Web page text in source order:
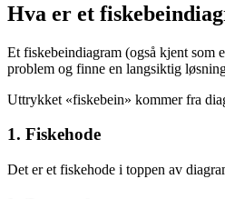
Hva er et
Et fiskebeindiagram (også kjent som
problem og finne en langsiktig
Uttrykket «fiskebein» kommer fra
1. Fiskehode
Det er et fiskehode i toppen av